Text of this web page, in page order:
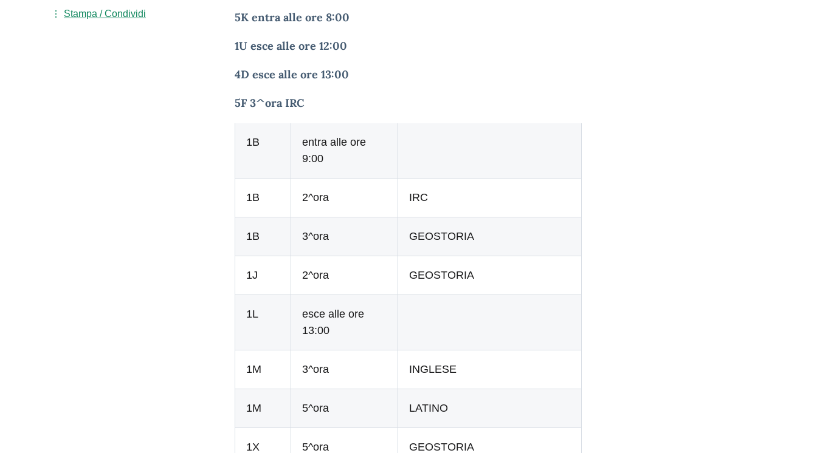
5K entra alle ore 8:00
1U esce alle ore 12:00
4D esce alle ore 13:00
5F 3^ora IRC
1B
entra alle ore
9:00
1B 2^ora IRC
1B 3^ora GEOSTORIA
1J 2^ora GEOSTORIA
1L
esce alle ore
13:00
1M 3^ora INGLESE
1M 5^ora LATINO
1X 5^ora GEOSTORIA
Stampa / Condividi